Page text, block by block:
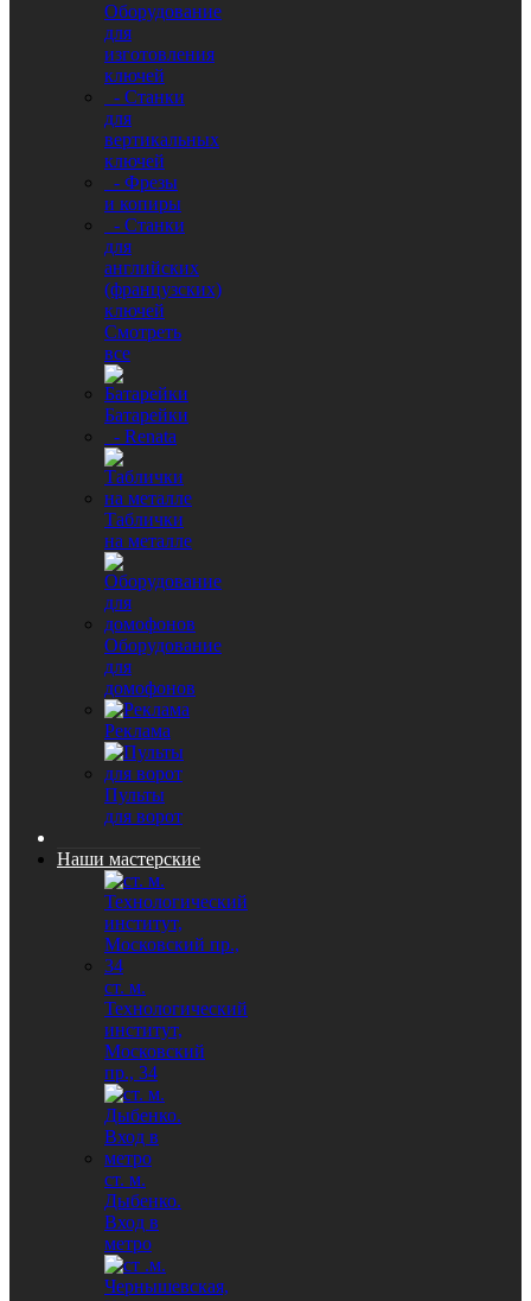
Оборудование
для
изготовления
ключей
- Станки
для
вертикальных
ключей
- Фрезы
и копиры
- Станки
для
английских
(французских)
ключей
Смотреть
все
Батарейки
- Renata
Таблички
на металле
Оборудование
для
домофонов
Реклама
Пульты
для ворот
Наши мастерские
ст. м.
Технологический
институт,
Московский
пр., 34
ст. м.
Дыбенко.
Вход в
метро